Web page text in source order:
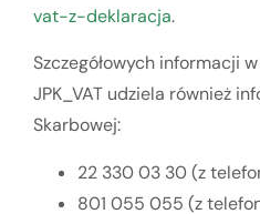
vat-z-deklaracja.
Szczegółowych informacji
JPK_VAT udziela również
Skarbowej:
22 330 03 30 (z
801 055 055 (z